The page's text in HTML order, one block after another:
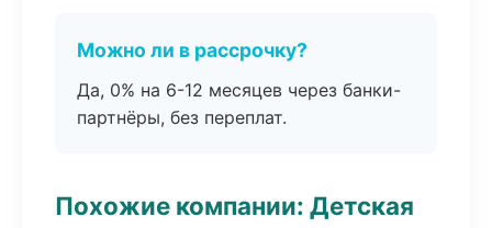
Можно ли в рассрочку?
Да, 0% на 6-12 месяцев через банки-
партнёры, без переплат.
Похожие компании: Детская